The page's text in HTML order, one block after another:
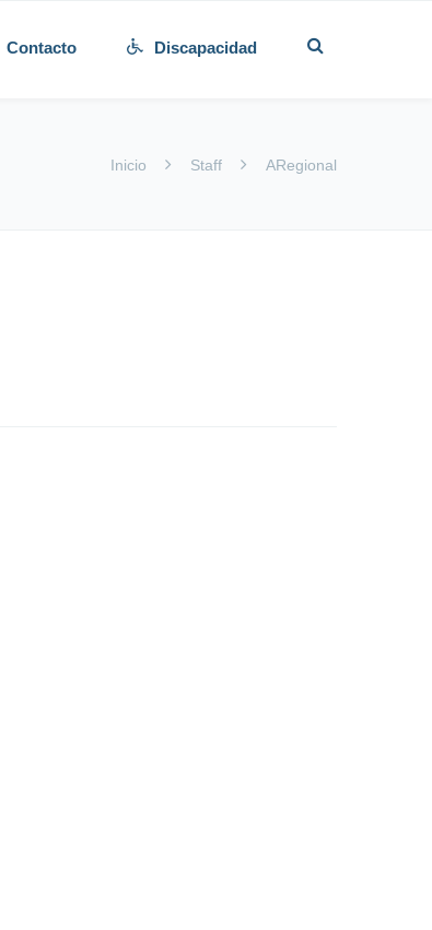
Contacto Discapacidad
Inicio Staff ARegional